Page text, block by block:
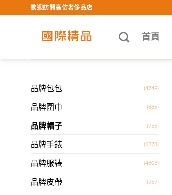
to
歡迎訪問高仿奢侈品店
首頁
品牌包包 (4749)
品牌圍巾 (885)
品牌帽子 (755)
品牌手錶 (2378)
品牌服裝 (4606)
品牌皮帶 (957)